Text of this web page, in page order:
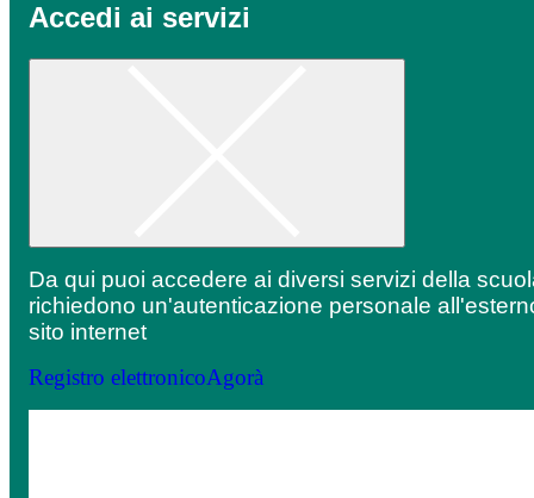
Accedi ai servizi
Da qui puoi accedere ai diversi servizi della
richiedono un'autenticazione personale
sito internet
Registro elettronicoAgorà